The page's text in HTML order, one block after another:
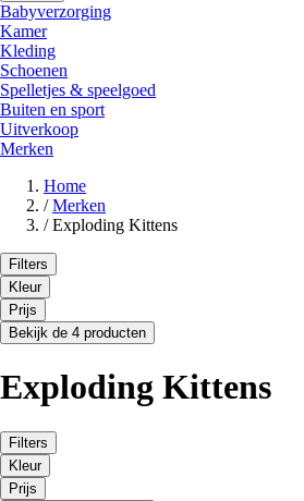
Babyverzorging
Kamer
Kleding
Schoenen
Spelletjes & speelgoed
Buiten en sport
Uitverkoop
Merken
Home
/ Merken
/ Exploding Kittens
Filters
Kleur
Prijs
Bekijk de 4 producten
Exploding Kittens
Filters
Kleur
Prijs